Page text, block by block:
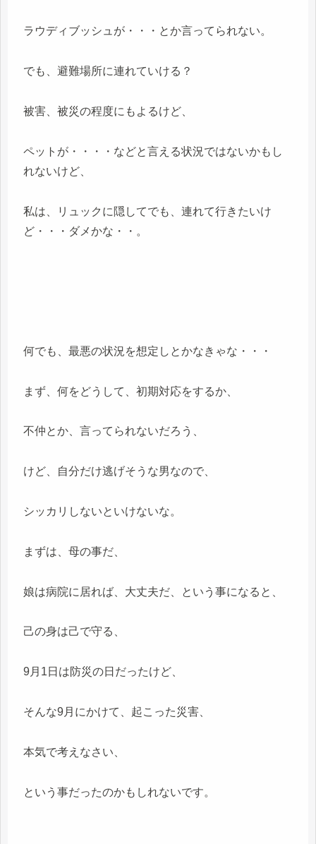
ラウディブッシュが・・・とか言ってられない。
でも、避難場所に連れていける？
被害、被災の程度にもよるけど、
ペットが・・・・などと言える状況ではないかもし
れないけど、
私は、リュックに隠してでも、連れて行きたいけ
ど・・・ダメかな・・。
何でも、最悪の状況を想定しとかなきゃな・・・
まず、何をどうして、初期対応をするか、
不仲とか、言ってられないだろう、
けど、自分だけ逃げそうな男なので、
シッカリしないといけないな。
まずは、母の事だ、
娘は病院に居れば、大丈夫だ、という事になると、
己の身は己で守る、
9月1日は防災の日だったけど、
そんな9月にかけて、起こった災害、
本気で考えなさい、
という事だったのかもしれないです。